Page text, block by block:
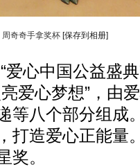
周奇奇手拿奖杯 [保存到相册]
心中国公益盛典
爱心梦想”，由
等八个部分组成
打造爱心正能量
奖。
潼体验爱情哲学 南